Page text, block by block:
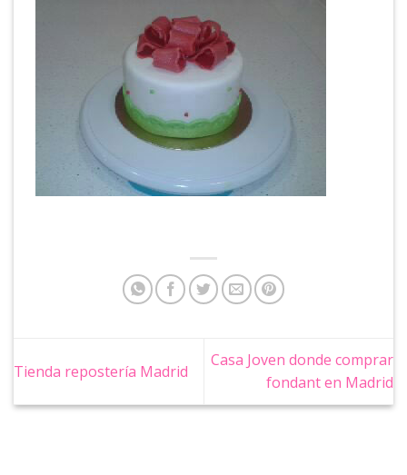
Tienda repostería Madrid
Casa Joven donde comprar
fondant en Madrid